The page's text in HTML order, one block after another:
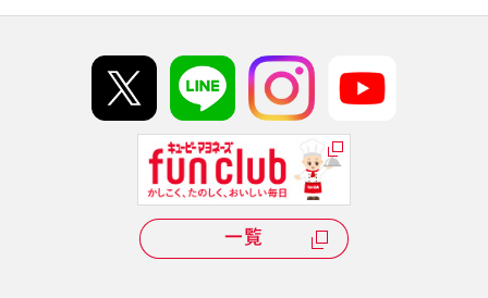
Hi! kewpieについて
Qummyについて
一覧